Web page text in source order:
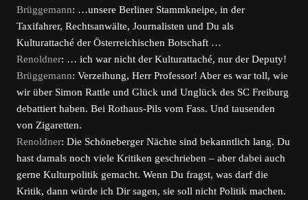
Brüggemann: …unsere Berliner Stammkneipe, in der
Taxifahrer, Rechtsanwälte, Journalisten und Du als
Kulturattaché der Österreichischen Botschaft …
Renoldner: … ich war nicht der Kulturattaché, nur der Deputy!
Brüggemann: Verzeihung, Herr Professor! Aber es war toll, wie
wir über Simon Rattle und Glück und Unglück des SC Freiburg
debattiert haben. Bei Rothaus-Pils vom Fass. Und tausenden
von Zigaretten.
Renoldner: Die Schöneberger Nächte sind bekanntlich lang. Du
hast damals noch viele Kritiken geschrieben – aber dabei auch
gerne Kulturpolitik gemacht. Wenn Du fragst, was darf die
Kritik, dann würde ich Dir sagen, sie soll nicht Politik machen.